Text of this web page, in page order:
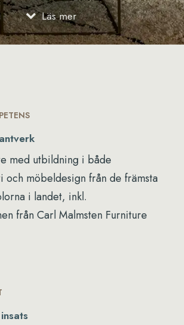
Läs mer
med utbildning i både
och möbeldesign från de främsta
i landet, inkl.
från Carl Malmsten Furniture